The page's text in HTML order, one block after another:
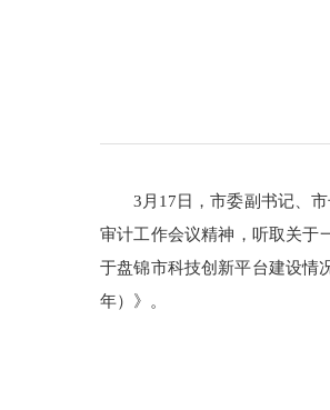
3月17日，市委副书记、
审计工作会议精神，听取关于
于盘锦市科技创新平台建设情
年）》。